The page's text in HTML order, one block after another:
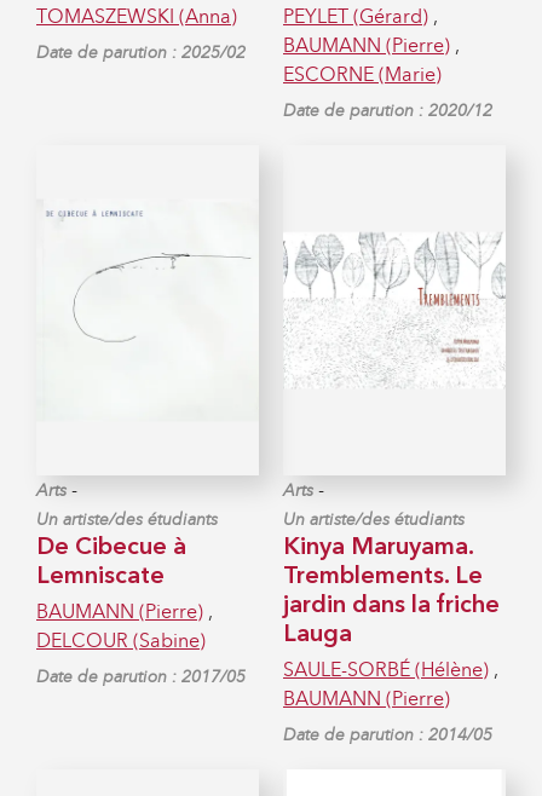
TOMASZEWSKI (Anna)
Date de parution : 2025/02
PEYLET (Gérard) ,
BAUMANN (Pierre) ,
ESCORNE (Marie)
Date de parution : 2020/12
Arts -
Un artiste/des étudiants
De Cibecue à
Lemniscate
BAUMANN (Pierre) ,
DELCOUR (Sabine)
Date de parution : 2017/05
Arts -
Un artiste/des étudiants
Kinya Maruyama.
Tremblements. Le
jardin dans la friche
Lauga
SAULE-SORBÉ (Hélène) ,
BAUMANN (Pierre)
Date de parution : 2014/05